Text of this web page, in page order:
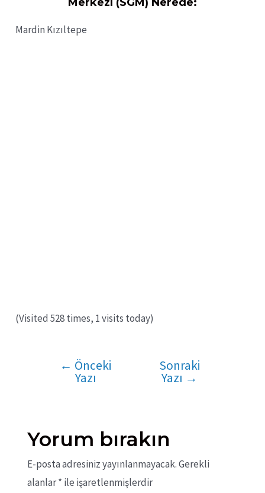
Mardin Kızıltepe
(Visited 528 times, 1 visits today)
gezinmesi
← Önceki
Yazı
Sonraki
Yazı →
Yorum bırakın
E-posta adresiniz yayınlanmayacak.Gerekli
alanlar* ile işaretlenmişlerdir